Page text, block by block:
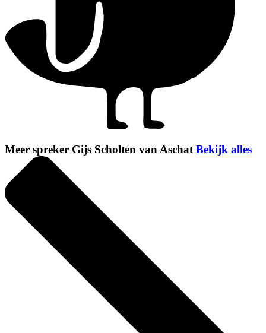
Meer spreker Gijs Scholten van Aschat Bekijk alles